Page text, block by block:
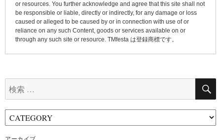
or resources. You further acknowledge and agree that this site shall not
be responsible or liable, directly or indirectly, for any damage or loss
caused or alleged to be caused by or in connection with use of or
reliance on any such Content, goods or services available on or
through any such site or resource. TMfesta は登録商標です。
索: